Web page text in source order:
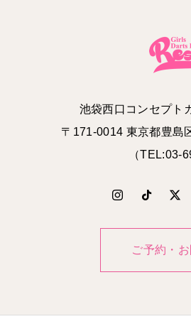
池袋西口コンセプト
〒171-0014 東京都豊島
（TEL:03-
ご予約・